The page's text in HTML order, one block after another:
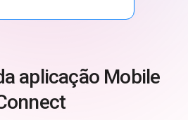
aplicação Mobile